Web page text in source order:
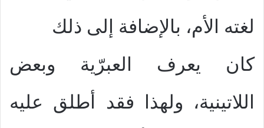
لغته الأم، بالإضافة إلى ذلك
كان يعرف العبرّية وبعض
اللاتينية، ولهذا فقد أطلق عليه